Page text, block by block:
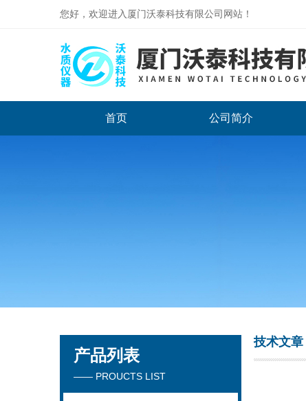
您好，欢迎进入厦门沃泰科技有限公司网站！
厦门沃泰科技有限公司
首页 公司简介
产品列表
—— PROUCTS LIST
技术文章